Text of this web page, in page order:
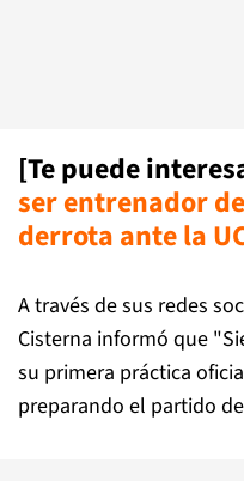
[Te puede
ser entrenador
derrota ante la
A través de sus redes
Cisterna informó que
su primera práctica
preparando el partido